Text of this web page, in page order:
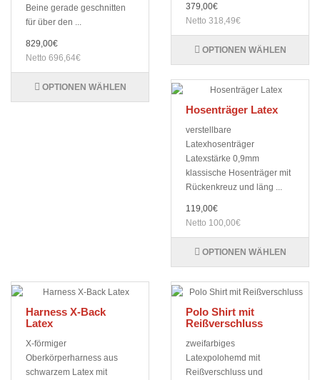
Beine gerade geschnitten
für über den ...
829,00€
Netto 696,64€
OPTIONEN WÄHLEN
379,00€
Netto 318,49€
OPTIONEN WÄHLEN
Hosenträger Latex
verstellbare
Latexhosenträger
Latexstärke 0,9mm
klassische Hosenträger mit
Rückenkreuz und läng ...
119,00€
Netto 100,00€
OPTIONEN WÄHLEN
Harness X-Back
Latex
X-förmiger
Oberkörperharness aus
schwarzem Latex mit
Polo Shirt mit
Reißverschluss
zweifarbiges
Latexpolohemd mit
Reißverschluss und